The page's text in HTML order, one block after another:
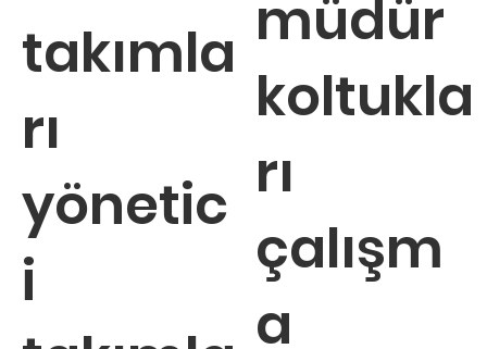
takımla
rı
yönetic
i
müdür
koltukla
rı
çalışm
a